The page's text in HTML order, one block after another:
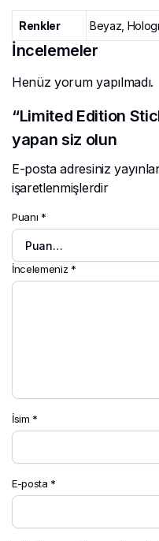
Renkler Beyaz,
İncelemeler
Henüz yorum yapılmadı.
“Limited Edition
yapan siz olun
E-posta adresiniz
işaretlenmişlerdir
Puanı *
İncelemeniz *
İsim *
E-posta *